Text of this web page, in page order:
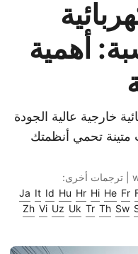
أهمية
خارجية عالية الجودة
متينة تحمي أنظمتك
Fr
He
Hi
Hr
Hu
Id
It
Ja
Sw
Th
Tr
Uk
Uz
Vi
Zh